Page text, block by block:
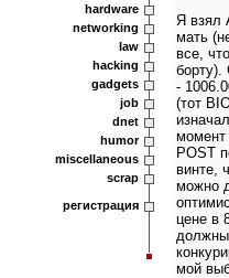
hardware
networking
law
hacking
gadgets
job
dnet
humor
miscellaneous
scrap
регистрация
Я взял
мать
все,
борту).
-
(тот
момент
POST
винте,
можно
цене в
мой